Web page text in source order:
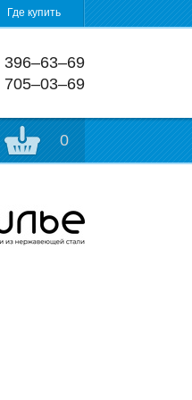
Где купить
396‒63‒69
705‒03‒69
0